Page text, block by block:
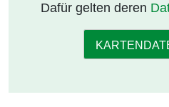
Dafür gelten deren